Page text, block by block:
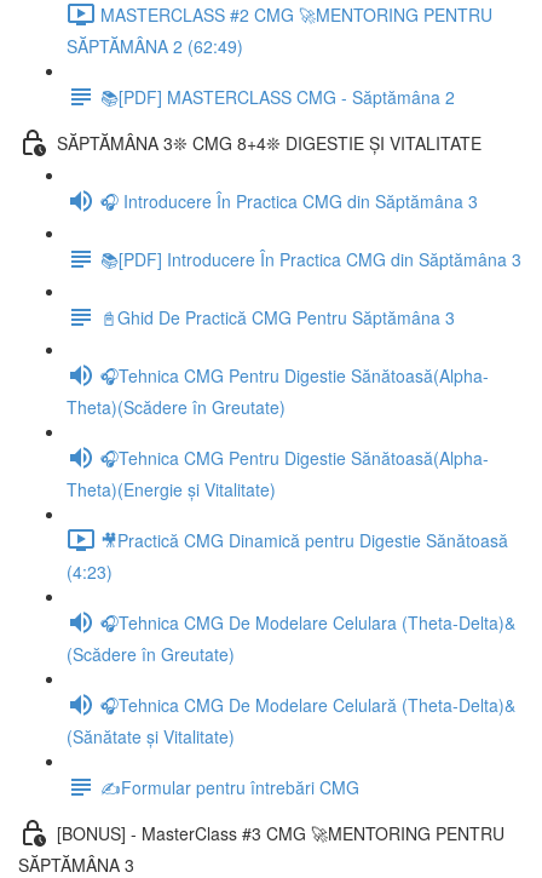
MASTERCLASS #2 CMG 🚀MENTORING PENTRU
SĂPTĂMÂNA 2 (62:49)
📚[PDF] MASTERCLASS CMG - Săptămâna 2
SĂPTĂMÂNA 3❊ CMG 8+4❊ DIGESTIE ȘI VITALITATE
🎧 Introducere În Practica CMG din Săptămâna 3
📚[PDF] Introducere În Practica CMG din Săptămâna 3
📓Ghid De Practică CMG Pentru Săptămâna 3
🎧Tehnica CMG Pentru Digestie Sănătoasă(Alpha-
Theta)(Scădere în Greutate)
🎧Tehnica CMG Pentru Digestie Sănătoasă(Alpha-
Theta)(Energie și Vitalitate)
🎥Practică CMG Dinamică pentru Digestie Sănătoasă
(4:23)
🎧Tehnica CMG De Modelare Celulara (Theta-Delta)&
(Scădere în Greutate)
🎧Tehnica CMG De Modelare Celulară (Theta-Delta)&
(Sănătate și Vitalitate)
✍️Formular pentru întrebări CMG
[BONUS] - MasterClass #3 CMG 🚀MENTORING PENTRU
SĂPTĂMÂNA 3